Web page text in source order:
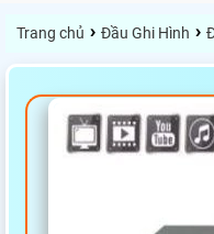
Trang chủ › Đầu Ghi Hình ›